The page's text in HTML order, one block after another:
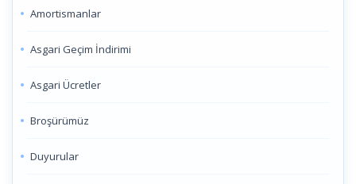
Amortismanlar
Asgari Geçim İndirimi
Asgari Ücretler
Broşürümüz
Duyurular